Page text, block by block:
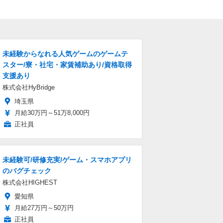
未経験からなれる人気ゲームのゲームテ
スター/寮・社宅・家賃補助あり/資格取得
支援あり
株式会社HyBridge
埼玉県
月給30万円～51万8,000円
正社員
未経験可/研修充実/ゲーム・スマホアプリ
のバグチェック
株式会社HIGHEST
愛知県
月給27万円～50万円
正社員